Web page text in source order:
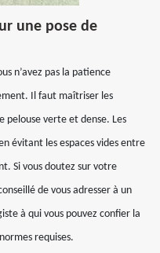
une pose de
n’avez pas la patience
Il faut maîtriser les
pelouse verte et dense. Les
évitant les espaces vides entre
Si vous doutez sur votre
de vous adresser à un
à qui vous pouvez confier la
requises.